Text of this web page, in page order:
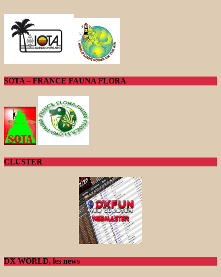
SOTA – FRANCE FAUNA FLORA
CLUSTER
DX WORLD, les news